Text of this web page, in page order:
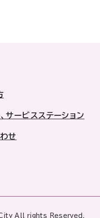
サービスステーション
せ
All rights Reserved.